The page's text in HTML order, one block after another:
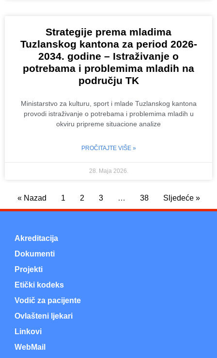
Strategije prema mladima
Tuzlanskog kantona za period 2026-
2034. godine – Istraživanje o
potrebama i problemima mladih na
području TK
Ministarstvo za kulturu, sport i mlade Tuzlanskog kantona
provodi istraživanje o potrebama i problemima mladih u
okviru pripreme situacione analize
PROČITAJTE VIŠE »
28. Maja 2026.
« Nazad 1 2 3 … 38 Sljedeće »
Akreditacija
Dokumenti
Projekti
Etički kodeks
Vodič za pacijente
Ovlašteni ljekari
Linkovi
WebMail